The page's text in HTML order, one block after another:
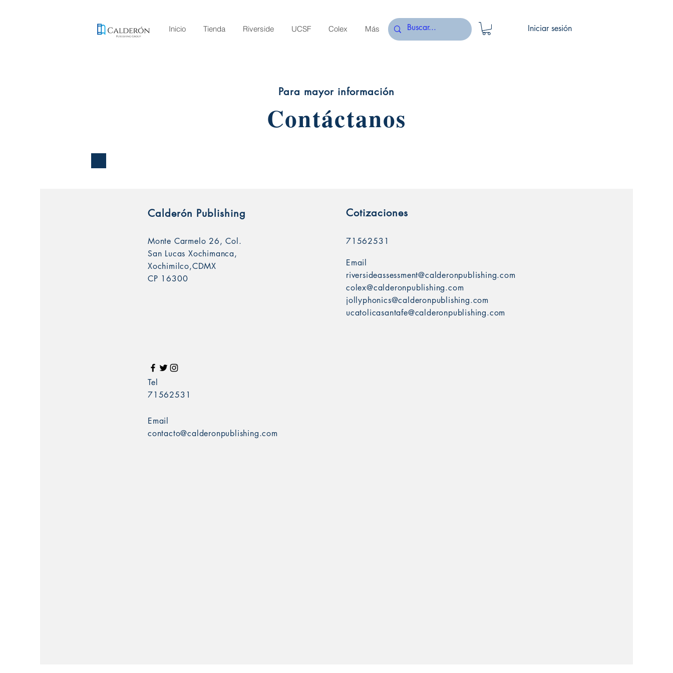
Inicio Tienda Riverside UCSF Colex Más Iniciar sesión
Para mayor información
Contáctanos
Calderón Publishing
Monte Carmelo 26, Col.
San Lucas Xochimanca,
Xochimilco,CDMX
CP 16300
Cotizaciones
71562531
Email
riversideassessment@calderonpublishing.com
colex@calderonpublishing.com
jollyphonics@calderonpublishing.com
ucatolicasantafe@calderonpublishing.com
Tel
71562531
Email
contacto@calderonpublishing.com